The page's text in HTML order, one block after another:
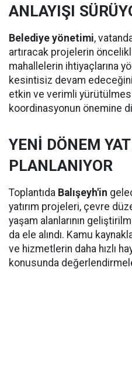
ANLAYIŞI
Belediye yönetimi,
artıracak projelerin
mahallelerin ihtiyaçlarına
kesintisiz devam
etkin ve verimli
koordinasyonun önemine
YENİ DÖNEM
PLANLANIYOR
Toplantıda Balışeyh'in
yatırım projeleri, çevre
yaşam alanlarının
da ele alındı. Kamu
ve hizmetlerin daha hızlı
konusunda